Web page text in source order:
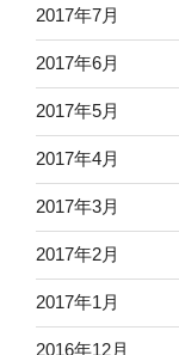
2017年7月
2017年6月
2017年5月
2017年4月
2017年3月
2017年2月
2017年1月
2016年12月